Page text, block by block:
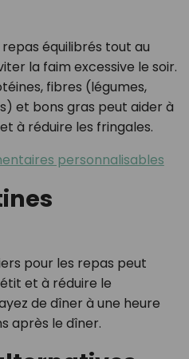
équilibrés tout au
la faim excessive le soir.
fibres (légumes,
et bons gras peut aider à
à réduire les fringales.
personnalisables
pour les repas peut
et à réduire le
de dîner à une heure
après le dîner.